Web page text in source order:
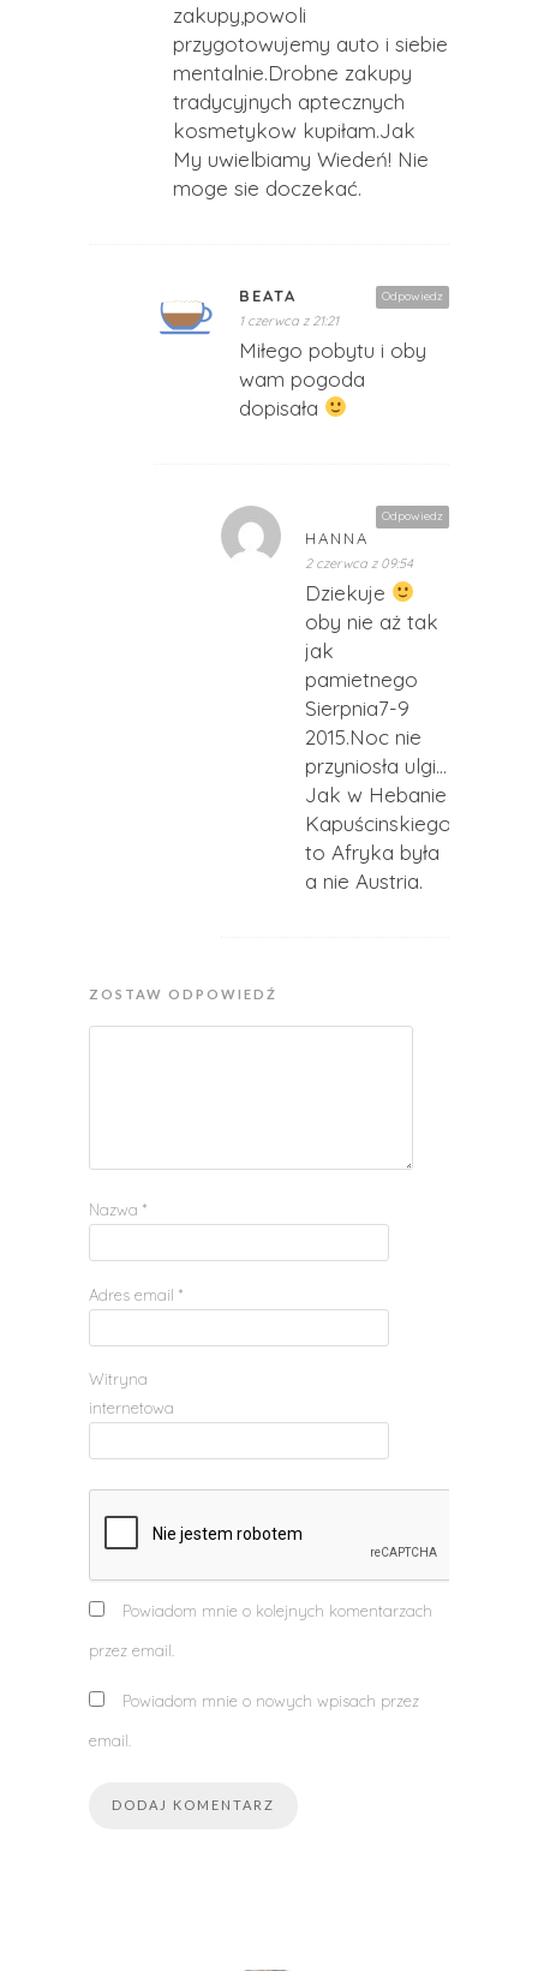
zakupy,powoli
przygotowujemy auto i siebie
mentalnie.Drobne zakupy
tradycyjnych aptecznych
kosmetykow kupiłam.Jak
My uwielbiamy Wiedeń! Nie
moge sie doczekać.
Odpowiedz
BEATA
1 czerwca z 21:21
Miłego pobytu i oby
wam pogoda
dopisała
Odpowiedz
HANNA
2 czerwca z 09:54
Dziekuje
oby nie aż tak
jak
pamietnego
Sierpnia7-9
2015.Noc nie
przyniosła ulgi…
Jak w Hebanie
Kapuścinskiego.Toż
to Afryka była
a nie Austria.
ZOSTAW ODPOWIEDŹ
Nazwa *
Adres email *
Witryna
internetowa
Powiadom mnie o kolejnych komentarzach
przez email.
Powiadom mnie o nowych wpisach przez
email.